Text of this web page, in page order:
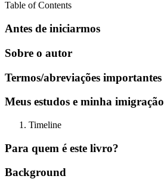
Table of Contents
Antes de iniciarmos
Sobre o autor
Termos/abreviações importantes
Meus estudos e minha imigração
Timeline
Para quem é este livro?
Background